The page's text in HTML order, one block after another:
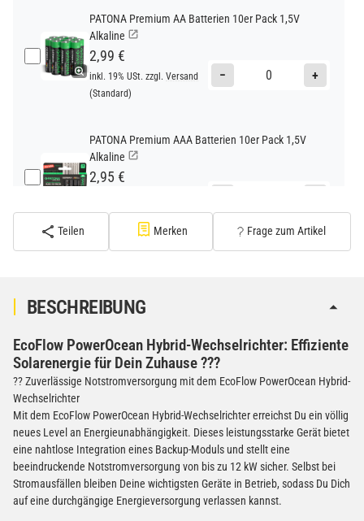
PATONA Premium AA Batterien 10er Pack 1,5V
Alkaline
2,99 €
inkl. 19% USt. zzgl. Versand
(Standard)
− +
PATONA Premium AAA Batterien 10er Pack 1,5V
Alkaline
2,95 €
(Standard)
2,99 €
gem. SV188 ADR)
Grau Lila
22,95 €
inkl. 19% USt. zzgl.Versand
(Gefahrgut UN3480 Versand
gem. SV188 ADR)
−
1
Teilen Merken Frage zum Artikel
BESCHREIBUNG
EcoFlow PowerOcean Hybrid-Wechselrichter: Effiziente
Solarenergie für Dein Zuhause ???
?? Zuverlässige Notstromversorgung mit dem EcoFlow PowerOcean Hybrid-
Wechselrichter
Mit dem EcoFlow PowerOcean Hybrid-Wechselrichter erreichst Du ein völlig
neues Level an Energieunabhängigkeit. Dieses leistungsstarke Gerät bietet
eine nahtlose Integration eines Backup-Moduls und stellt eine
beeindruckende Notstromversorgung von bis zu 12 kW sicher. Selbst bei
Stromausfällen bleiben Deine wichtigsten Geräte in Betrieb, sodass Du Dich
auf eine durchgängige Energieversorgung verlassen kannst.